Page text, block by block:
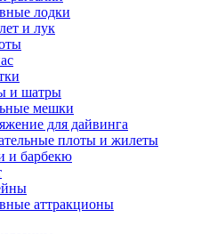
лодки
и лук
и шатры
мешки
для дайвинга
плоты и жилеты
и барбекю
аттракционы